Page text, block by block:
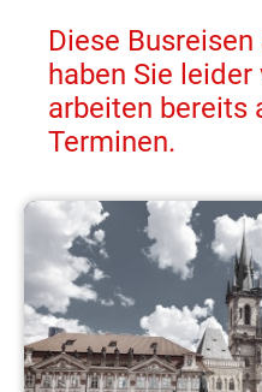
Diese Busreisen
haben Sie
arbeiten bereits
Terminen.